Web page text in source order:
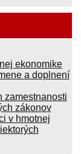
ekonomike
a doplnení
zamestnanosti
zákonov
v hmotnej